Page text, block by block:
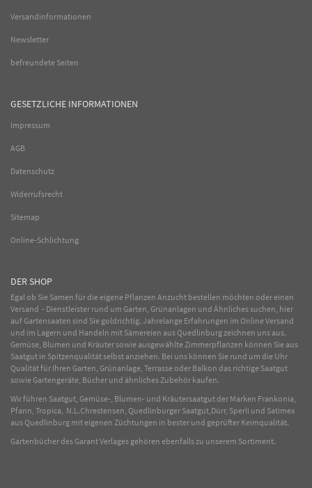
Versandinformationen
Newsletter
befreundete Seiten
GESETZLICHE INFORMATIONEN
Impressum
AGB
Datenschutz
Widerrufsrecht
Sitemap
Online-Schlichtung
DER SHOP
Egal ob Sie Samen für die eigene Pflanzen Anzucht bestellen möchten oder einen
Versand - Dienstleister rund um Garten, Grünanlagen und Ähnliches suchen, hier
auf Gartensaaten sind Sie goldrichtig. Jahrelange Erfahrungen im OnlineVersand
und im Lagern und Handeln mit Sämereien aus Quedlinburg zeichnen uns aus.
Gemüse, Blumen und Kräuter sowie ausgewählteZimmerpflanzen können Sie aus
Saatgut in Spitzenqualität selbst anziehen. Bei uns können Sie rund um die Uhr
Qualität für Ihren Garten, Grünanlage, Terrasse oder Balkon das richtige Saatgut
sowie Gartengeräte, Bücher und ähnliches Zubehör kaufen.
Wir führen Saatgut, Gemüse-, Blumen- und Kräutersaatgut der Marken Frankonia,
Pfann, Tropica, N.L.Chrestensen, Quedlinburger Saatgut,Dürr, Sperli und Satimex
aus Quedlinburg mit eigenen Züchtungen in bester und geprüfter Keimqualität.
Gartenbücher des Garant Verlages gehören ebenfalls zu unserem Sortiment.